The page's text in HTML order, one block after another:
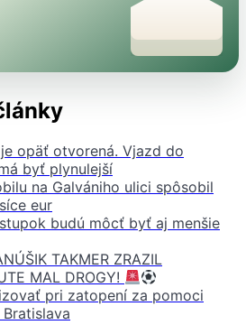
opäť otvorená. Vjazd do
byť plynulejší
na Galvániho ulici spôsobil
eur
budú môcť byť aj menšie
TAKMER ZRAZIL
MAL DROGY!
pri zatopení za pomoci